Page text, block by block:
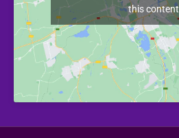
this content